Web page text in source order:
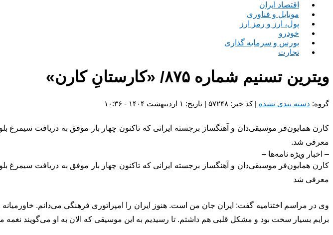
اقتصاد ایران
موبایل و فناوری
پول، ارز و رمز ارز
خودرو
بورس و سرمایه گذاری
تجارت
ویترین تسنیم شماره ۸۷۵/ «کارستانِ کارن»
گروه: دسته بندی نشده | کد خبر: ۵۷۲۴۸ | تاریخ: ۱ اردیبهشت ۱۴۰۴ - ۱۰:۳۶
معرفی شد.
– اخبار ویژه نامه‌ها –
معرفی شد
وی در مراسم اختتامیه گفت: ایران جان من است. هنوز ایران را امپراتوری فرهنگی می‌دانم.
برایم بسیار سخت بود و مشکل قلبی هم داشتم. تا رسیدیم به این موسیقی که الان به او می‌گویند نغمه